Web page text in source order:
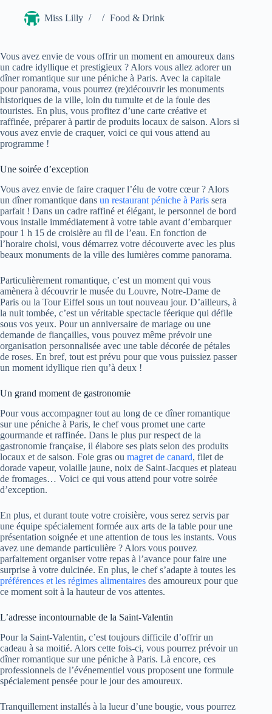
Miss Lilly Food & Drink
Vous avez envie de vous offrir un moment en amoureux dans
un cadre idyllique et prestigieux ? Alors vous allez adorer un
dîner romantique sur une péniche à Paris. Avec la capitale
pour panorama, vous pourrez (re)découvrir les monuments
historiques de la ville, loin du tumulte et de la foule des
touristes. En plus, vous profitez d’une carte créative et
raffinée, préparer à partir de produits locaux de saison. Alors si
vous avez envie de craquer, voici ce qui vous attend au
programme !
Une soirée d’exception
Vous avez envie de faire craquer l’élu de votre cœur ? Alors
un dîner romantique dans un restaurant péniche à Paris sera
parfait ! Dans un cadre raffiné et élégant, le personnel de bord
vous installe immédiatement à votre table avant d’embarquer
pour 1 h 15 de croisière au fil de l’eau. En fonction de
l’horaire choisi, vous démarrez votre découverte avec les plus
beaux monuments de la ville des lumières comme panorama.
Particulièrement romantique, c’est un moment qui vous
amènera à découvrir le musée du Louvre, Notre-Dame de
Paris ou la Tour Eiffel sous un tout nouveau jour. D’ailleurs, à
la nuit tombée, c’est un véritable spectacle féerique qui défile
sous vos yeux. Pour un anniversaire de mariage ou une
demande de fiançailles, vous pouvez même prévoir une
organisation personnalisée avec une table décorée de pétales
de roses. En bref, tout est prévu pour que vous puissiez passer
un moment idyllique rien qu’à deux !
Un grand moment de gastronomie
Pour vous accompagner tout au long de ce dîner romantique
sur une péniche à Paris, le chef vous promet une carte
gourmande et raffinée. Dans le plus pur respect de la
gastronomie française, il élabore ses plats selon des produits
locaux et de saison. Foie gras ou magret de canard, filet de
dorade vapeur, volaille jaune, noix de Saint-Jacques et plateau
de fromages… Voici ce qui vous attend pour votre soirée
d’exception.
En plus, et durant toute votre croisière, vous serez servis par
une équipe spécialement formée aux arts de la table pour une
présentation soignée et une attention de tous les instants. Vous
avez une demande particulière ? Alors vous pouvez
parfaitement organiser votre repas à l’avance pour faire une
surprise à votre dulcinée. En plus, le chef s’adapte à toutes les
préférences et les régimes alimentaires des amoureux pour que
ce moment soit à la hauteur de vos attentes.
L’adresse incontournable de la Saint-Valentin
Pour la Saint-Valentin, c’est toujours difficile d’offrir un
cadeau à sa moitié. Alors cette fois-ci, vous pourrez prévoir un
dîner romantique sur une péniche à Paris. Là encore, ces
professionnels de l’événementiel vous proposent une formule
spécialement pensée pour le jour des amoureux.
Tranquillement installés à la lueur d’une bougie, vous pourrez